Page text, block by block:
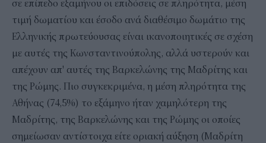
σε επίπεδο εξαμήνου οι επιδόσεις σε πληρότητα, μέση
τιμή δωματίου και έσοδο ανά διαθέσιμο δωμάτιο της
Ελληνικής πρωτεύουσας είναι ικανοποιητικές σε σχέση
με αυτές της Κωνσταντινούπολης, αλλά υστερούν και
απέχουν απ' αυτές της Βαρκελώνης της Μαδρίτης και
της Ρώμης. Πιο συγκεκριμένα, η μέση πληρότητα της
Αθήνας (74,5%) το εξάμηνο ήταν χαμηλότερη της
Μαδρίτης, της Βαρκελώνης και της Ρώμης οι οποίες
σημείωσαν αντίστοιχα είτε οριακή αύξηση (Μαδρίτη